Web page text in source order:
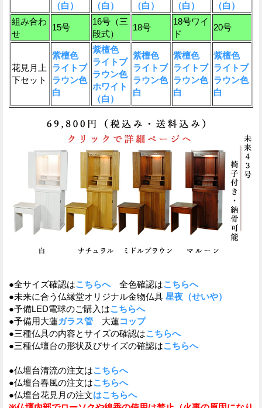
（白）
（白）
（白）
（白）
（白）
組み合わ
せ
15号
16号（三
段式）
18号
18号ワイ
ド
20号
花見月上
下セット
紫檀色
ライトブ
ラウン色
白
紫檀色
ライトブ
ラウン色
ホワイト
（白）
紫檀色
ライトブ
ラウン色
白
紫檀色
ライトブ
ラウン色
白
紫檀色
ライトブ
ラウン色
白
●全サイズ確認はこちらへ全色確認はこちらへ
●未来に合う仏縁堂オリジナル金物仏具 星夜（せいや）
●予備LED電球のご購入はこちらへ
●予備用大蓮ガラス管 大蓮コップ
●三種仏具の内容とサイズの確認はこちらへ
●三種仏壇台の形状及びサイズの確認はこちらへ
●仏壇台清流の注文はこちらへ
●仏壇台春風の注文はこちらへ
●仏壇台花見月の注文はこちらへ